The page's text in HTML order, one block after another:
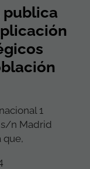
publica
1
n Madrid
que,